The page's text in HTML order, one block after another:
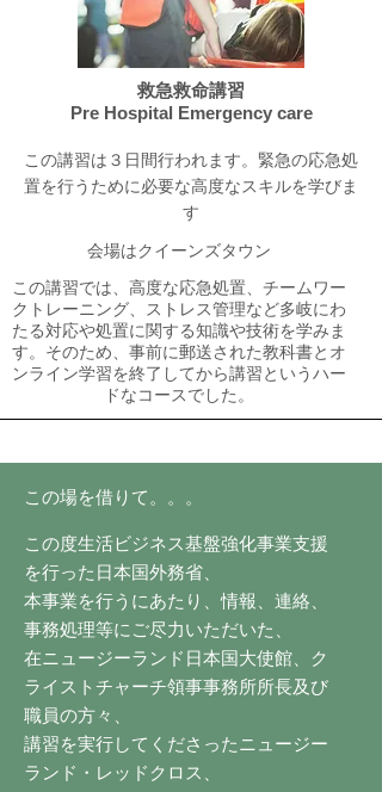
救急救命講習
Pre Hospital Emergency care
この講習は３日間行われます。緊急の応急処
置を行うために必要な高度なスキルを学びま
す
会場はクイーンズタウン
この講習では、高度な応急処置、チームワー
クトレーニング、ストレス管理など多岐にわ
たる対応や処置に関する知識や技術を学みま
す。そのため、事前に郵送された教科書とオ
ンライン学習を終了してから講習というハー
ドなコースでした。
この場を借りて。。。
この度生活ビジネス基盤強化事業支援
を行った日本国外務省、
本事業を行うにあたり、情報、連絡、
事務処理等にご尽力いただいた、
在ニュージーランド日本国大使館、ク
ライストチャーチ領事事務所所長及び
職員の方々、
講習を実行してくださったニュージー
ランド・レッドクロス、